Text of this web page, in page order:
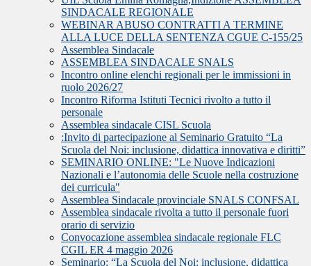
SINDACALE REGIONALE
WEBINAR ABUSO CONTRATTI A TERMINE
ALLA LUCE DELLA SENTENZA CGUE C‑155/25
Assemblea Sindacale
ASSEMBLEA SINDACALE SNALS
Incontro online elenchi regionali per le immissioni in
ruolo 2026/27
Incontro Riforma Istituti Tecnici rivolto a tutto il
personale
Assemblea sindacale CISL Scuola
:Invito di partecipazione al Seminario Gratuito “La
Scuola del Noi: inclusione, didattica innovativa e diritti”
SEMINARIO ONLINE: "Le Nuove Indicazioni
Nazionali e l’autonomia delle Scuole nella costruzione
dei curricula"
Assemblea Sindacale provinciale SNALS CONFSAL
Assemblea sindacale rivolta a tutto il personale fuori
orario di servizio
Convocazione assemblea sindacale regionale FLC
CGIL ER 4 maggio 2026
Seminario: “La Scuola del Noi: inclusione, didattica